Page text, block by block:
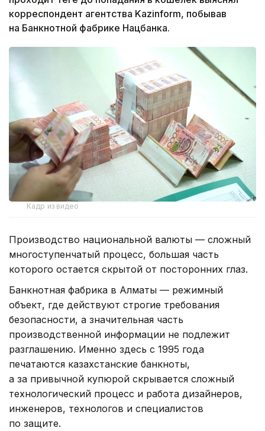
корреспондент агентства Kazinform, побывав
на Банкнотной фабрике Нацбанка.
Кадр из видео
Производство национальной валюты — сложный
многоступенчатый процесс, большая часть
которого остается скрытой от посторонних глаз.
Банкнотная фабрика в Алматы — режимный
объект, где действуют строгие требования
безопасности, а значительная часть
производственной информации не подлежит
разглашению. Именно здесь с 1995 года
печатаются казахстанские банкноты,
а за привычной купюрой скрывается сложный
технологический процесс и работа дизайнеров,
инженеров, технологов и специалистов
по защите.